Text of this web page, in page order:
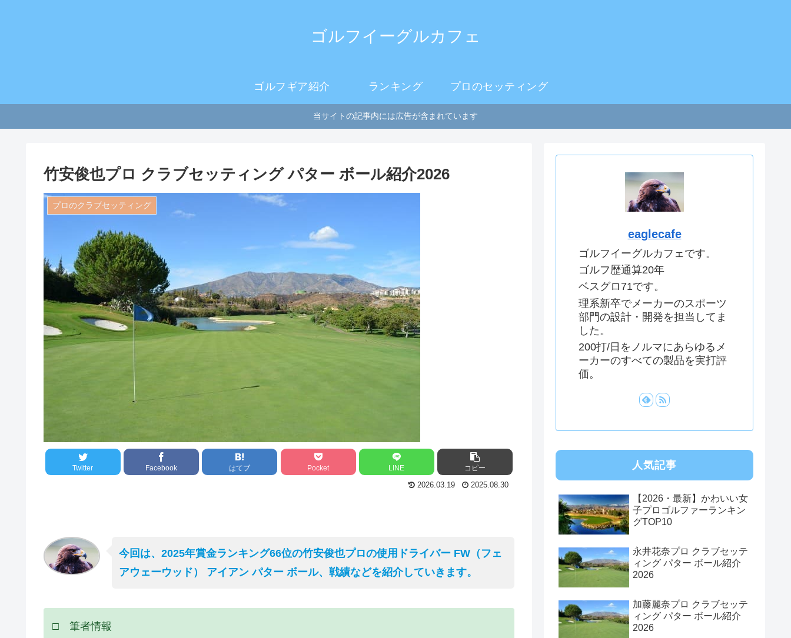
ゴルフイーグルカフェ
ゴルフギア紹介 ランキング プロのセッティング
当サイトの記事内には広告が含まれています
竹安俊也プロ クラブセッティング パター ボール紹介2026
プロのクラブセッティング
Twitter Facebook はてブ Pocket LINE コピー
2026.03.19 2025.08.30
今回は、2025年賞金ランキング66位の竹安俊也プロの使用ドライバー FW（フェ
アウェーウッド） アイアン パター ボール、戦績などを紹介していきます。
□ 筆者情報
eaglecafe
ゴルフイーグルカフェです。
ゴルフ歴通算20年
ベスグロ71です。
理系新卒でメーカーのスポーツ
部門の設計・開発を担当してま
した。
200打/日をノルマにあらゆるメ
ーカーのすべての製品を実打評
価。
人気記事
【2026・最新】かわいい女
子プロゴルファーランキン
グTOP10
永井花奈プロ クラブセッテ
ィング パター ボール紹介
2026
加藤麗奈プロ クラブセッテ
ィング パター ボール紹介
2026